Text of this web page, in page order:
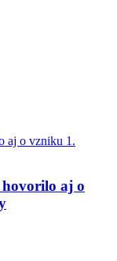
hovorilo aj o